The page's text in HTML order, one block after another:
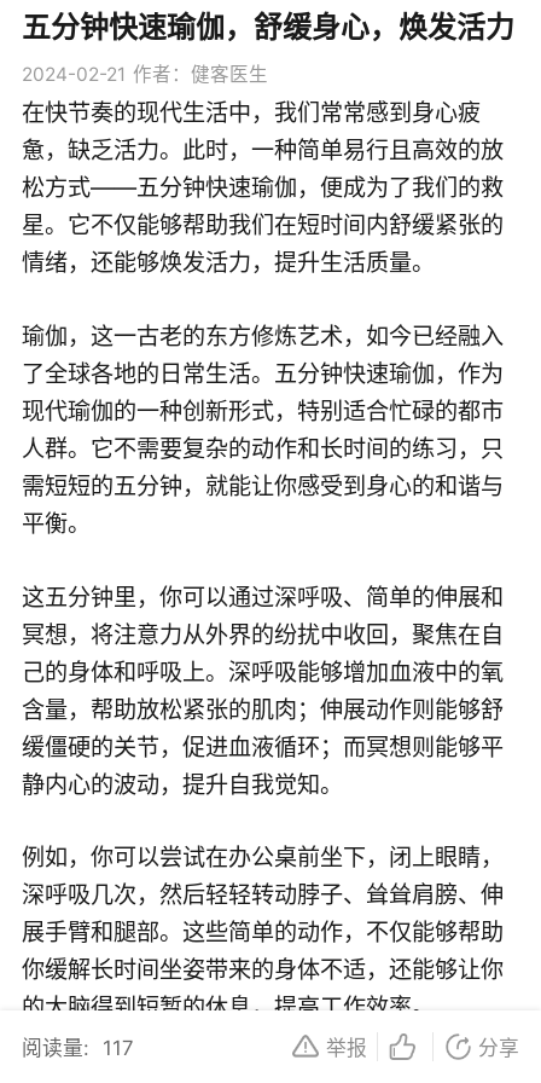
五分钟快速瑜伽，舒缓身心，焕发活力
2024-02-21 作者：健客医生
在快节奏的现代生活中，我们常常感到身心疲
惫，缺乏活力。此时，一种简单易行且高效的放
松方式——五分钟快速瑜伽，便成为了我们的救
星。它不仅能够帮助我们在短时间内舒缓紧张的
情绪，还能够焕发活力，提升生活质量。
瑜伽，这一古老的东方修炼艺术，如今已经融入
了全球各地的日常生活。五分钟快速瑜伽，作为
现代瑜伽的一种创新形式，特别适合忙碌的都市
人群。它不需要复杂的动作和长时间的练习，只
需短短的五分钟，就能让你感受到身心的和谐与
平衡。
这五分钟里，你可以通过深呼吸、简单的伸展和
冥想，将注意力从外界的纷扰中收回，聚焦在自
己的身体和呼吸上。深呼吸能够增加血液中的氧
含量，帮助放松紧张的肌肉；伸展动作则能够舒
缓僵硬的关节，促进血液循环；而冥想则能够平
静内心的波动，提升自我觉知。
例如，你可以尝试在办公桌前坐下，闭上眼睛，
深呼吸几次，然后轻轻转动脖子、耸耸肩膀、伸
展手臂和腿部。这些简单的动作，不仅能够帮助
你缓解长时间坐姿带来的身体不适，还能够让你
的大脑得到短暂的休息，提高工作效率。
阅读量: 117 举报 分享